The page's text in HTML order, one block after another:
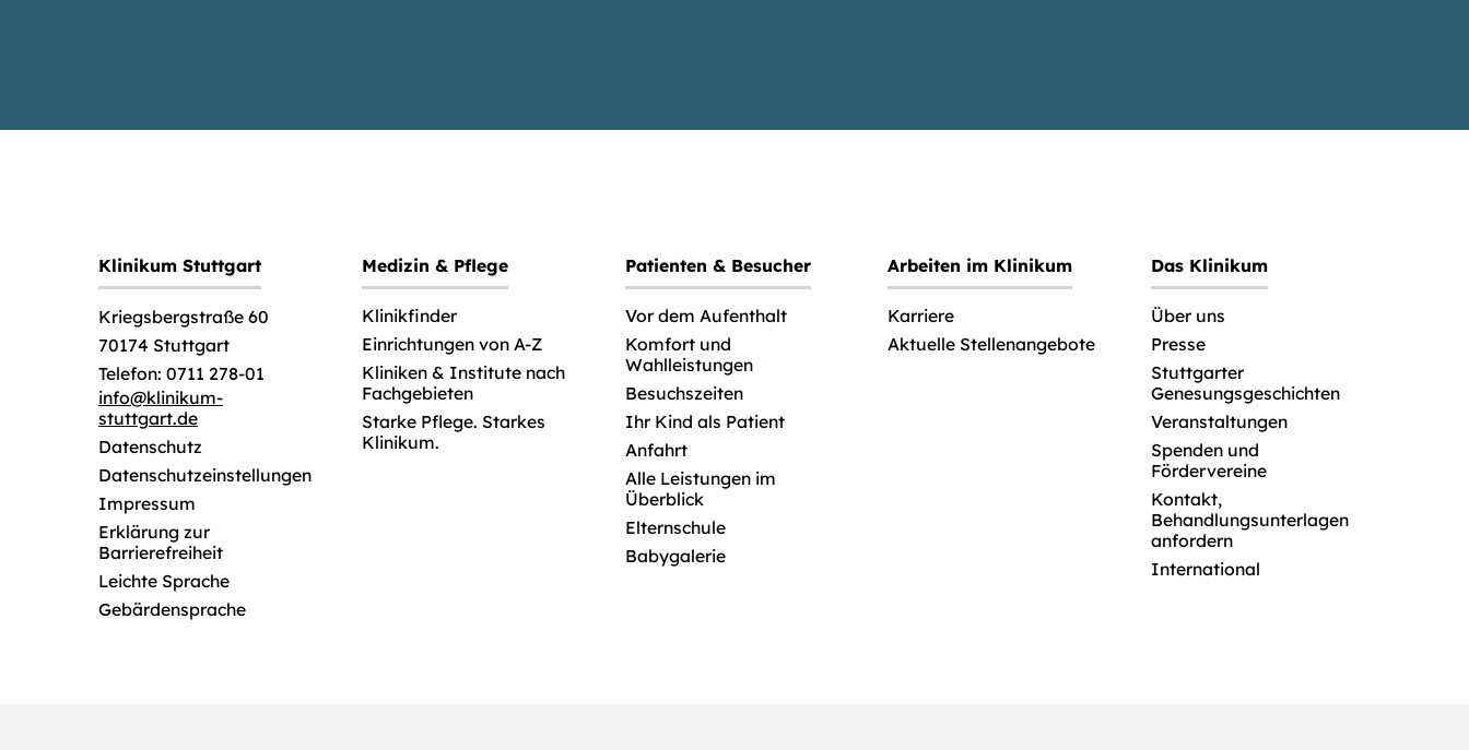
Klinikum Stuttgart
Kriegsbergstraße 60
70174 Stuttgart
Telefon: 0711 278-01
info@klinikum-
stuttgart.de
Datenschutz
Datenschutzeinstellungen
Impressum
Erklärung zur
Barrierefreiheit
Leichte Sprache
Gebärdensprache
Medizin & Pflege
Klinikfinder
Einrichtungen von A-Z
Kliniken & Institute nach
Fachgebieten
Starke Pflege. Starkes
Klinikum.
Patienten & Besucher
Vor dem Aufenthalt
Komfort und
Wahlleistungen
Besuchszeiten
Ihr Kind als Patient
Anfahrt
Alle Leistungen im
Überblick
Elternschule
Babygalerie
Arbeiten im Klinikum
Karriere
Aktuelle Stellenangebote
Das Klinikum
Über uns
Presse
Stuttgarter
Genesungsgeschichten
Veranstaltungen
Spenden und
Fördervereine
Kontakt,
Behandlungsunterlagen
anfordern
International